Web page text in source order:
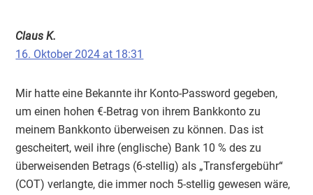
Claus K.
16. Oktober 2024 at 18:31
Mir hatte eine Bekannte ihr Konto-Password gegeben,
um einen hohen €-Betrag von ihrem Bankkonto zu
meinem Bankkonto überweisen zu können. Das ist
gescheitert, weil ihre (englische) Bank 10 % des zu
überweisenden Betrags (6-stellig) als „Transfergebühr“
(COT) verlangte, die immer noch 5-stellig gewesen wäre,